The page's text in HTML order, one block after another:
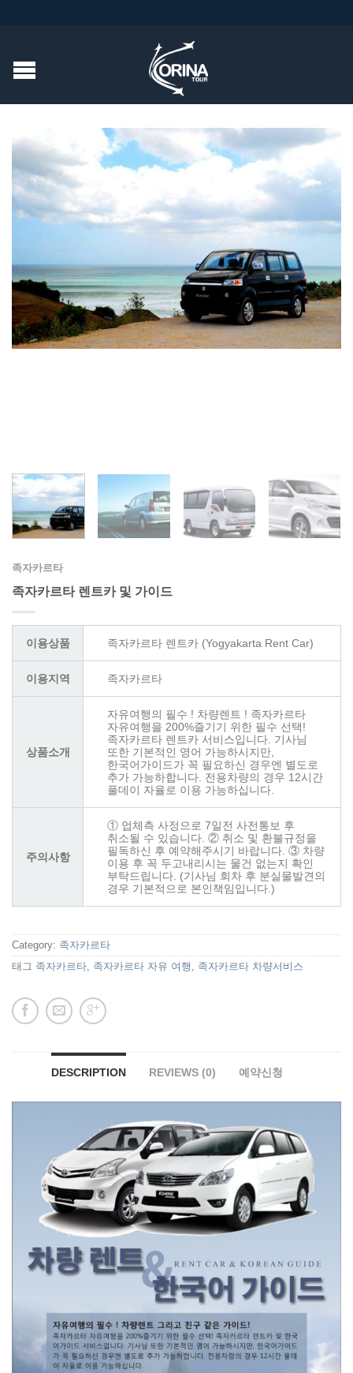
족자카르타
족자카르타 렌트카 및 가이드
이용상품 족자카르타 렌트카 (Yogyakarta Rent Car)
이용지역 족자카르타
상품소개
자유여행의 필수 ! 차량렌트 ! 족자카르타
자유여행을 200%즐기기 위한 필수 선택!
족자카르타 렌트카 서비스입니다. 기사님
또한 기본적인 영어 가능하시지만,
한국어가이드가 꼭 필요하신 경우엔 별도로
추가 가능하합니다. 전용차량의 경우 12시간
풀데이 자율로 이용 가능하십니다.
주의사항
① 업체측 사정으로 7일전 사전통보 후
취소될 수 있습니다. ② 취소 및 환불규정을
필독하신 후 예약해주시기 바랍니다. ③ 차량
이용 후 꼭 두고내리시는 물건 없는지 확인
부탁드립니다. (기사님 회차 후 분실물발견의
경우 기본적으로 본인책임입니다.)
Category: 족자카르타
태그 족자카르타, 족자카르타 자유 여행 , 족자카르타 차량서비스
DESCRIPTION REVIEWS (0) 예약신청